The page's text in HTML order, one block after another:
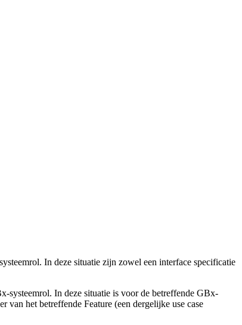
In deze situatie zijn zowel een interface specificatie
systeemrol. In deze situatie is voor de betreffende GBx-
van het betreffende Feature (een dergelijke use case